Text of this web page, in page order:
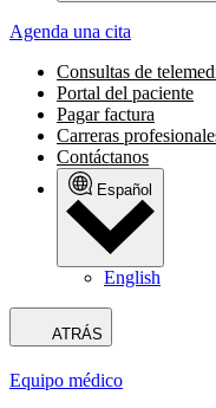
Agenda una cita
Consultas de
Portal del paciente
Pagar factura
Carreras
Contáctanos
Español
English
ATRÁS
Equipo médico